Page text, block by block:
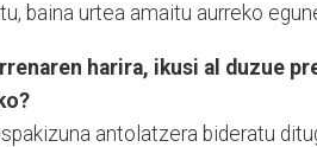
baina urtea amaitu aurreko
harira, ikusi al duzue
antolatzera bideratu